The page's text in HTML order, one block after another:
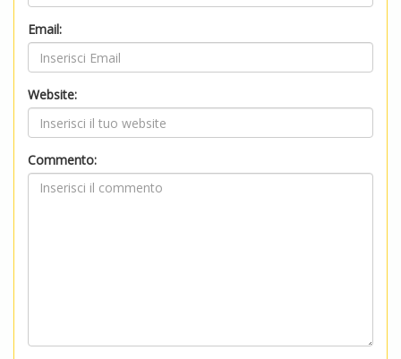
Email:
Website:
Commento: